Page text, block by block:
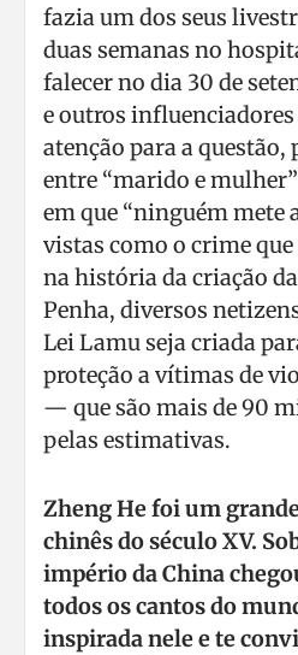
fazia um dos seus
duas semanas no
falecer no dia 30 de
e outros
atenção para a
entre “marido e
em que “ninguém mete
vistas como o crime
na história da criação
Penha, diversos
Lei Lamu seja criada
proteção a vítimas de
— que são mais de 90
pelas estimativas.
Zheng He foi um
chinês do século XV.
império da China
todos os cantos do
inspirada nele e te